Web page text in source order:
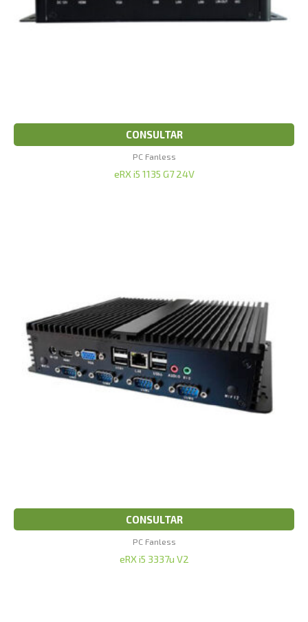
CONSULTAR
PC Fanless
eRX i5 1135 G7 24V
CONSULTAR
PC Fanless
eRX i5 3337u V2